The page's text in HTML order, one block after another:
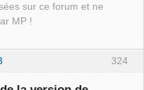
sur ce forum et ne
MP !
324